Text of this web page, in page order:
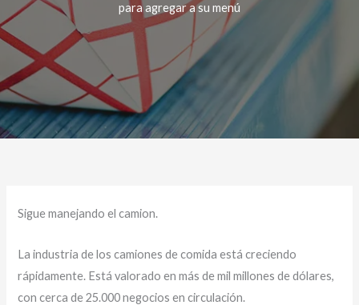
para agregar a su menú
Sigue manejando el camion.
La industria de los camiones de comida está creciendo
rápidamente. Está valorado en más de mil millones de dólares,
con cerca de 25.000 negocios en circulación.